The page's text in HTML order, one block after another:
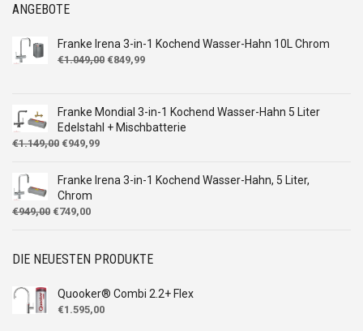
ANGEBOTE
Franke Irena 3-in-1 Kochend Wasser-Hahn 10L Chrom
€1.049,00 Ursprünglicher
€1.049,00
€849,99Aktueller
€849,99.
Franke Mondial 3-in-1 Kochend Wasser-Hahn 5 Liter
Edelstahl + Mischbatterie
€1.149,00 Ursprünglicher
war:
€1.149,00
€949,99Aktueller
Franke Irena 3-in-1 Kochend Wasser-Hahn, 5 Liter,
Chrom
€949,00 Ursprünglicher
€949,00
€749,00Aktueller
€749,00.
DIE NEUESTEN PRODUKTE
Quooker® Combi 2.2+ Flex
€1.595,00